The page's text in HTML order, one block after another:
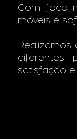
Com foco
móveis e
Realizamos
diferentes
satisfação e